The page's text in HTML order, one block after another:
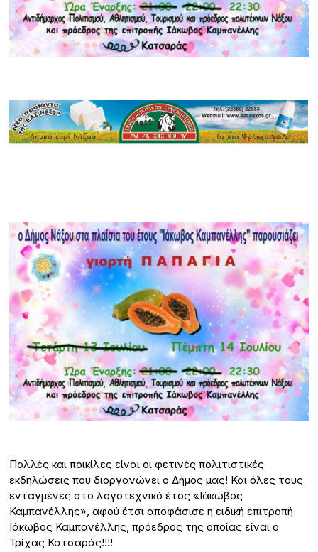
Πολλές και ποικίλες είναι οι φετινές πολιτιστικές
εκδηλώσεις που διοργανώνει ο Δήμος μας! Και όλες τους
ενταγμένες στο λογοτεχνικό έτος «Ιάκωβος
Καμπανέλλης», αφού έτσι αποφάσισε η ειδική επιτροπή
Ιάκωβος Καμπανέλλης, πρόεδρος της οποίας είναι ο
Τρίχας Κατσαράς!!!!